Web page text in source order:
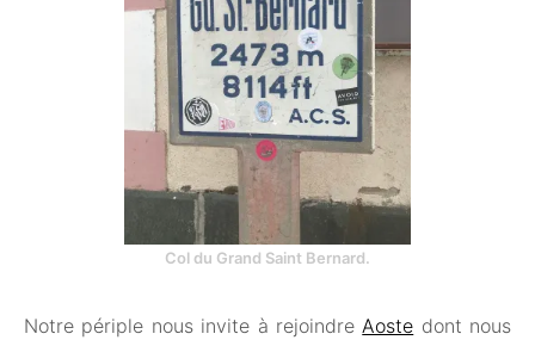
Col du Grand Saint Bernard.
Notre périple nous invite à rejoindreAoste dont nous